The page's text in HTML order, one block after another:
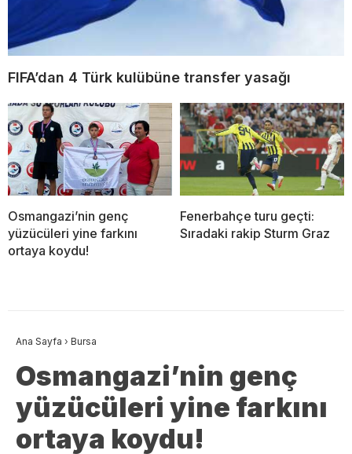
FIFA’dan 4 Türk kulübüne transfer yasağı
Osmangazi’nin genç
yüzücüleri yine farkını
ortaya koydu!
Fenerbahçe turu geçti:
Sıradaki rakip Sturm Graz
Ana Sayfa › Bursa
Osmangazi’nin genç
yüzücüleri yine farkını
ortaya koydu!